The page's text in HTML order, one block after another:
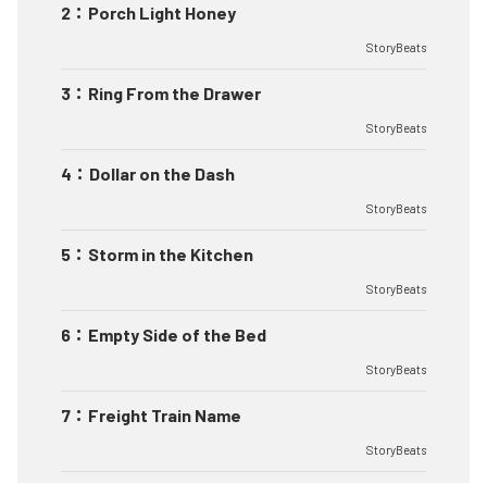
2 ： Porch Light Honey
StoryBeats
3 ： Ring From the Drawer
StoryBeats
4 ： Dollar on the Dash
StoryBeats
5 ： Storm in the Kitchen
StoryBeats
6 ： Empty Side of the Bed
StoryBeats
7 ： Freight Train Name
StoryBeats